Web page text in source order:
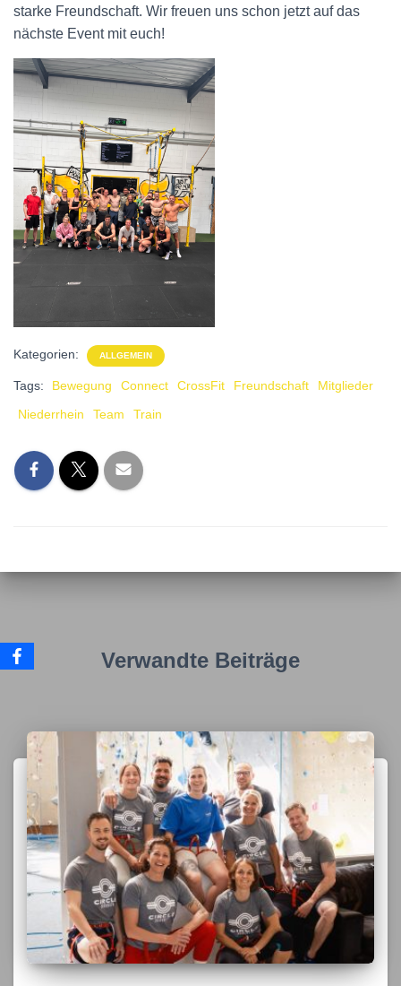
starke Freundschaft. Wir freuen uns schon jetzt auf das
nächste Event mit euch!
Kategorien: ALLGEMEIN
Tags: Bewegung Connect CrossFit Freundschaft
Mitglieder
Niederrhein
Team Train
Verwandte Beiträge